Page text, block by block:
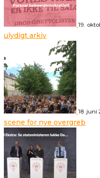
19.
ulydigt arkiv
18. juni
scene for nye overgreb